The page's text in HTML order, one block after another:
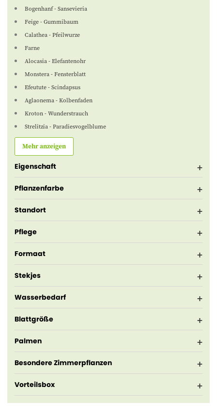
Bogenhanf - Sansevieria
Feige - Gummibaum
Calathea - Pfeilwurze
Farne
Alocasia - Elefantenohr
Monstera - Fensterblatt
Efeutute - Scindapsus
Aglaonema - Kolbenfaden
Kroton - Wunderstrauch
Strelitzia - Paradiesvogelblume
Mehr anzeigen
Eigenschaft
Pflanzenfarbe
Standort
Pflege
Formaat
Stekjes
Wasserbedarf
Blattgröße
Palmen
Besondere Zimmerpflanzen
Vorteilsbox